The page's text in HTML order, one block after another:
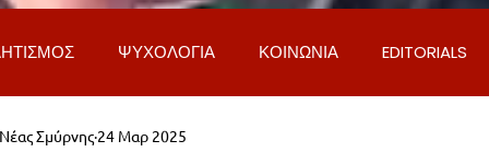
ΨΥΧΟΛΟΓΙΑ ΚΟΙΝΩΝΙΑ EDITORIALS
& ΑΠΟΨΕΙΣ
Σμύρνης 24 Μαρ 2025